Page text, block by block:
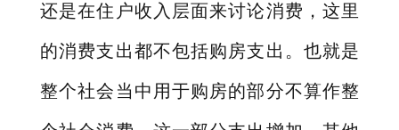
还是在住户收入层面来讨论消费，这里
的消费支出都不包括购房支出。也就是
整个社会当中用于购房的部分不算作整